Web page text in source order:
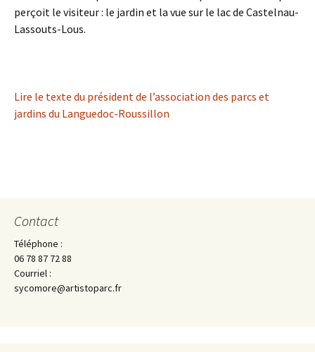
perçoit le visiteur : le jardin et la vue sur le lac de Castelnau-
Lassouts-Lous.
Lire le texte du président de l’association des parcs et
jardins du Languedoc-Roussillon
Contact
Téléphone :
06 78 87 72 88
Courriel :
sycomore@artistoparc.fr